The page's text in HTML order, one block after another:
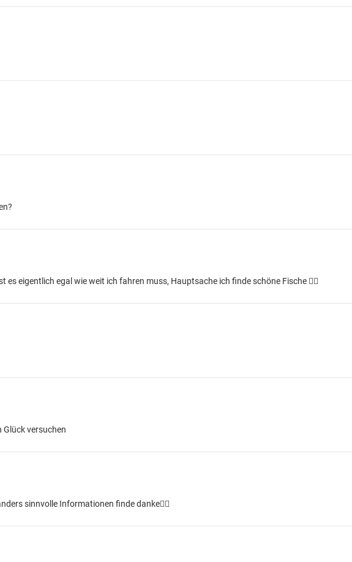
eigentlich egal wie weit ich fahren muss, Hauptsache ich finde schöne Fische 👍🏼
Glück versuchen
sinnvolle Informationen finde danke👍🏼